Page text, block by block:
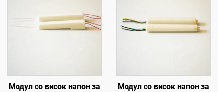
Модул со висок напон за
Модул со висок напон за